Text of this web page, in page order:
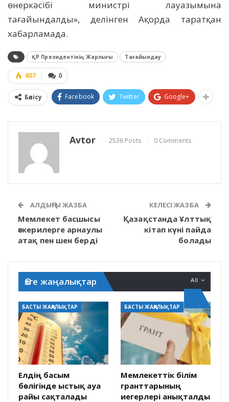
өнеркәсібі министрі лауазымына
тағайындалды», делінген Ақорда таратқан
хабарламада.
ҚР Президентінің Жарлығы Тағайындау
0
807
Бөлісу Facebook Twitter Google+
Avtor 2536 Posts 0 Comments
АЛДЫҢҒЫ ЖАЗБА
Мемлекет басшысы
әскерилерге арнаулы
атақ пен шен берді
КЕЛЕСІ ЖАЗБА
Қазақстанда Ұлттық
кітап күні пайда
болады
All
Өзге жаңалықтар
БАСТЫ ЖАҢАЛЫҚТАР
Елдің басым
бөлігінде ыстық ауа
райы сақталады
БАСТЫ ЖАҢАЛЫҚТАР
Мемлекеттік білім
гранттарының
иегерлері анықталды